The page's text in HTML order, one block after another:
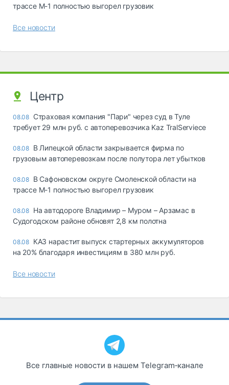
трассе М-1 полностью выгорел грузовик
Все новости
Центр
08.08 Страховая компания "Пари" через суд в Туле
требует 29 млн руб. с автоперевозчика Kaz TralServiece
08.08 В Липецкой области закрывается фирма по
грузовым автоперевозкам после полутора лет убытков
08.08 В Сафоновском округе Смоленской области на
трассе М-1 полностью выгорел грузовик
08.08 На автодороге Владимир – Муром – Арзамас в
Судогодском районе обновят 2,8 км полотна
08.08 КАЗ нарастит выпуск стартерных аккумуляторов
на 20% благодаря инвестициям в 380 млн руб.
Все новости
Все главные новости в нашем Telegram‑канале